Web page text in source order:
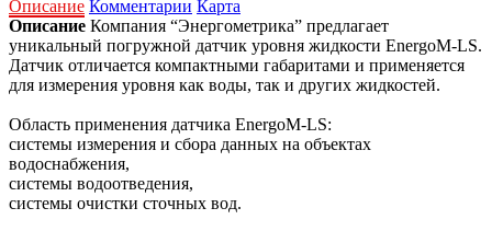
Описание Комментарии Карта
Описание Компания “Энергометрика” предлагает
уникальный погружной датчик уровня жидкости EnergoM-LS.
Датчик отличается компактными габаритами и применяется
для измерения уровня как воды, так и других жидкостей.
Область применения датчика EnergoM-LS:
системы измерения и сбора данных на объектах
водоснабжения,
системы водоотведения,
системы очистки сточных вод.